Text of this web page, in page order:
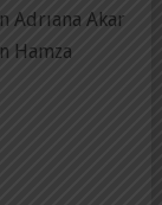
Adrıana Akar
Hamza